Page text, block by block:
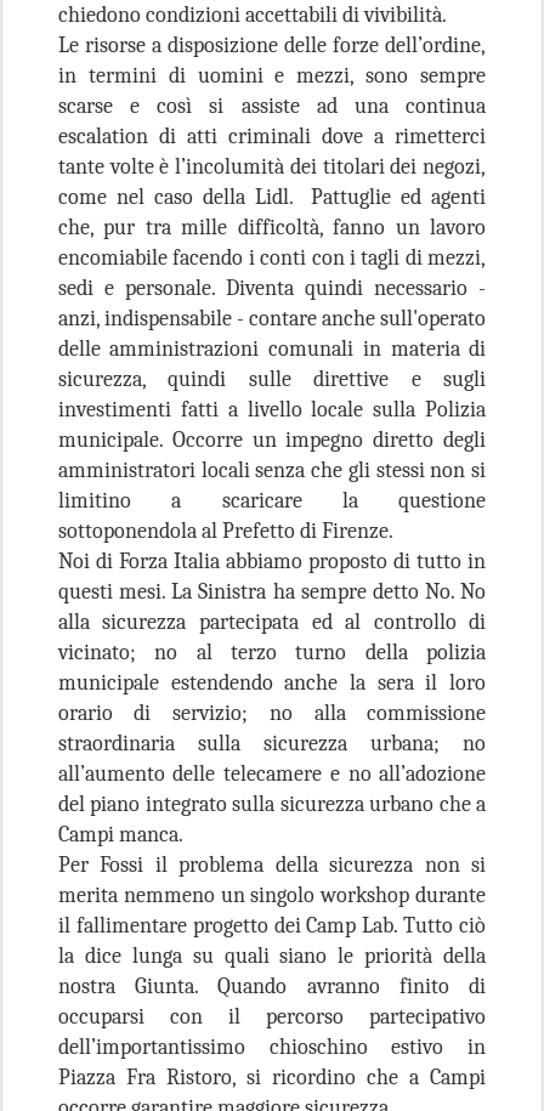
chiedono condizioni accettabili di vivibilità.
Le risorse a disposizione delle forze dell’ordine,
in termini di uomini e mezzi, sono sempre
scarse e così si assiste ad una continua
escalation di atti criminali dove a rimetterci
tante volte è l’incolumità dei titolari dei negozi,
come nel caso della Lidl. Pattuglie ed agenti
che, pur tra mille difficoltà, fanno un lavoro
encomiabile facendo i conti con i tagli di mezzi,
sedi e personale. Diventa quindi necessario -
anzi, indispensabile - contare anche sull'operato
delle amministrazioni comunali in materia di
sicurezza, quindi sulle direttive e sugli
investimenti fatti a livello locale sulla Polizia
municipale. Occorre un impegno diretto degli
amministratori locali senza che gli stessi non si
limitino a scaricare la questione
sottoponendola al Prefetto di Firenze.
Noi di Forza Italia abbiamo proposto di tutto in
questi mesi. La Sinistra ha sempre detto No. No
alla sicurezza partecipata ed al controllo di
vicinato; no al terzo turno della polizia
municipale estendendo anche la sera il loro
orario di servizio; no alla commissione
straordinaria sulla sicurezza urbana; no
all’aumento delle telecamere e no all’adozione
del piano integrato sulla sicurezza urbano che a
Campi manca.
Per Fossi il problema della sicurezza non si
merita nemmeno un singolo workshop durante
il fallimentare progetto dei Camp Lab. Tutto ciò
la dice lunga su quali siano le priorità della
nostra Giunta. Quando avranno finito di
occuparsi con il percorso partecipativo
dell’importantissimo chioschino estivo in
Piazza Fra Ristoro, si ricordino che a Campi